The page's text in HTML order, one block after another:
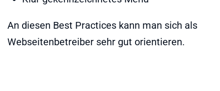
An diesen Best Practices kann man sich als
Webseitenbetreiber sehr gut orientieren.